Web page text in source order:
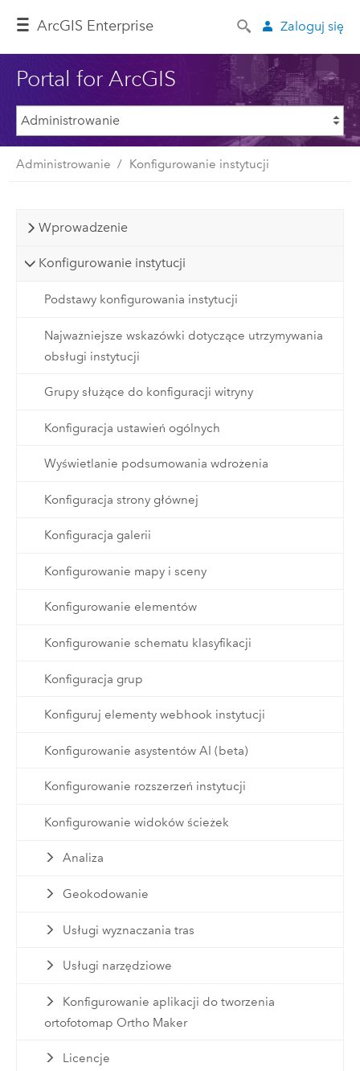
ArcGIS Enterprise Zaloguj się
Portal for ArcGIS
Administrowanie Konfigurowanie instytucji
Wprowadzenie
Konfigurowanie instytucji
Podstawy konfigurowania instytucji
Najważniejsze wskazówki dotyczące utrzymywania
obsługi instytucji
Grupy służące do konfiguracji witryny
Konfiguracja ustawień ogólnych
Wyświetlanie podsumowania wdrożenia
Konfiguracja strony głównej
Konfiguracja galerii
Konfigurowanie mapy i sceny
Konfigurowanie elementów
Konfigurowanie schematu klasyfikacji
Konfiguracja grup
Konfiguruj elementy webhook instytucji
Konfigurowanie asystentów AI (beta)
Konfigurowanie rozszerzeń instytucji
Konfigurowanie widoków ścieżek
Analiza
Geokodowanie
Usługi wyznaczania tras
Usługi narzędziowe
Konfigurowanie aplikacji do tworzenia
ortofotomap Ortho Maker
Licencje